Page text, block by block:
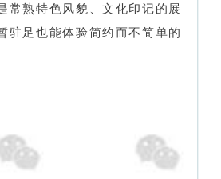
常熟特色风貌、文化印记的展
驻足也能体验简约而不简单的